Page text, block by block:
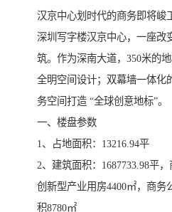
汉京中心划时代的商务即将峻
深圳写字楼汉京中心，一座改
筑。作为深南大道，350米的
全明空间设计；双幕墙一体化
务空间打造 “全球创意地标”。
一、楼盘参数
1、占地面积：13216.94平
2、建筑面积：1687733.98平，
创新型产业用房4400㎡，商务
积8780㎡